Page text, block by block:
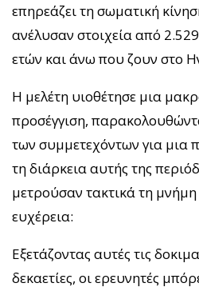
επηρεάζει τη σωματική
ανέλυσαν στοιχεία από 2.529
ετών και άνω που ζουν στο
Η μελέτη υιοθέτησε μια
προσέγγιση,
των συμμετεχόντων για μια
τη διάρκεια αυτής της
μετρούσαν τακτικά τη μνήμη
ευχέρεια:
Εξετάζοντας αυτές τις
δεκαετίες, οι ερευνητές